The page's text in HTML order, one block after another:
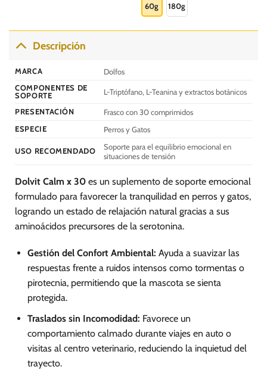
múltiples
pueden
60g 180g
Descripción
MARCA
Dolfos
COMPONENTES DE
SOPORTE
L-Triptófano, L-Teanina y extractos botánicos
PRESENTACIÓN
Frasco con 30 comprimidos
ESPECIE
Perros y Gatos
USO RECOMENDADO
Soporte para el equilibrio emocional en
situaciones de tensión
Dolvit Calm x 30 es un suplemento de soporte emocional
formulado para favorecer la tranquilidad en perros y gatos,
logrando un estado de relajación natural gracias a sus
aminoácidos precursores de la serotonina.
Gestión del Confort Ambiental: Ayuda a suavizar las
respuestas frente a ruidos intensos como tormentas o
pirotecnia, permitiendo que la mascota se sienta
protegida.
Traslados sin Incomodidad: Favorece un
comportamiento calmado durante viajes en auto o
visitas al centro veterinario, reduciendo la inquietud del
trayecto.